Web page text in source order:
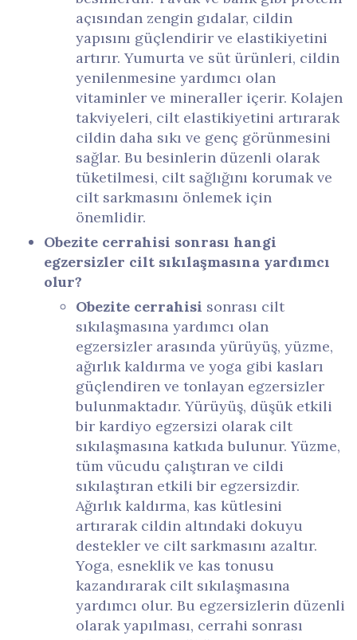
açısından zengin gıdalar, cildin
yapısını güçlendirir ve elastikiyetini
artırır. Yumurta ve süt ürünleri, cildin
yenilenmesine yardımcı olan
vitaminler ve mineraller içerir. Kolajen
takviyeleri, cilt elastikiyetini artırarak
cildin daha sıkı ve genç görünmesini
sağlar. Bu besinlerin düzenli olarak
tüketilmesi, cilt sağlığını korumak ve
cilt sarkmasını önlemek için
önemlidir.
Obezite cerrahisi sonrası hangi
egzersizler cilt sıkılaşmasına yardımcı
olur?
Obezite cerrahisi sonrası cilt
sıkılaşmasına yardımcı olan
egzersizler arasında yürüyüş, yüzme,
ağırlık kaldırma ve yoga gibi kasları
güçlendiren ve tonlayan egzersizler
bulunmaktadır. Yürüyüş, düşük etkili
bir kardiyo egzersizi olarak cilt
sıkılaşmasına katkıda bulunur. Yüzme,
tüm vücudu çalıştıran ve cildi
sıkılaştıran etkili bir egzersizdir.
Ağırlık kaldırma, kas kütlesini
artırarak cildin altındaki dokuyu
destekler ve cilt sarkmasını azaltır.
Yoga, esneklik ve kas tonusu
kazandırarak cilt sıkılaşmasına
yardımcı olur. Bu egzersizlerin düzenli
olarak yapılması, cerrahi sonrası